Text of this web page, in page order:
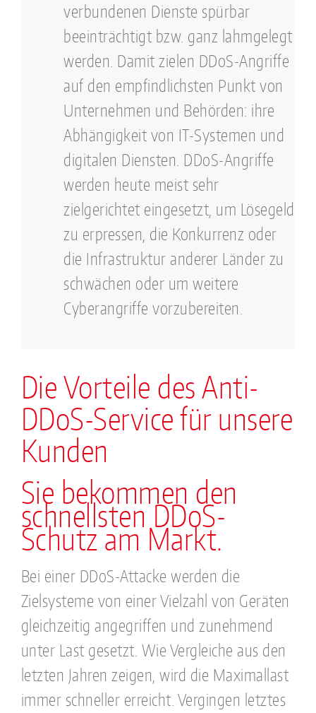
verbundenen Dienste spürbar
beeinträchtigt bzw. ganz lahmgelegt
werden. Damit zielen DDoS-Angriffe
auf den empfindlichsten Punkt von
Unternehmen und Behörden: ihre
Abhängigkeit von IT-Systemen und
digitalen Diensten. DDoS-Angriffe
werden heute meist sehr
zielgerichtet eingesetzt, um Lösegeld
zu erpressen, die Konkurrenz oder
die Infrastruktur anderer Länder zu
schwächen oder um weitere
Cyberangriffe vorzubereiten.
Die Vorteile des Anti-
DDoS-Service für unsere
Kunden
Sie bekommen den
schnellsten DDoS-
Schutz am Markt.
Bei einer DDoS-Attacke werden die
Zielsysteme von einer Vielzahl von Geräten
gleichzeitig angegriffen und zunehmend
unter Last gesetzt. Wie Vergleiche aus den
letzten Jahren zeigen, wird die Maximallast
immer schneller erreicht. Vergingen letztes